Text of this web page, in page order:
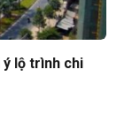
ý lộ trình chi